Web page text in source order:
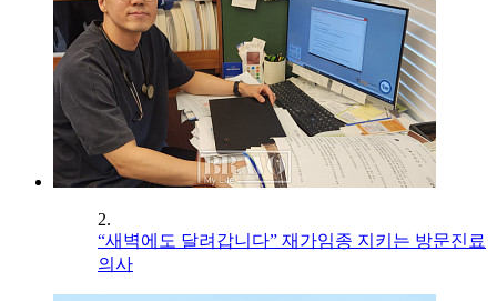
2.
“새벽에도 달려갑니다” 재가임종 지키는 방문진료
의사